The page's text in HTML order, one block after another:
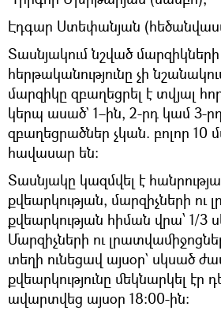
Էդգար Ստեփանյան
Տասնյակում նշված մարզիկների
հերթականությունը չի
մարզիկը զբաղեցրել է տվյալ
կերպ ասած` 1–ին, 2-րդ կամ 3-
զբաղեցրածներ չկան. բոլոր 10
հավասար են:
Տասնյակը կազմվել է
քվեարկության, մարզիչների ու
քվեարկության հիման վրա՝ 1/3
Մարզիչների ու
տեղի ունեցավ այսօր` սկսած
քվեարկությունը մեկնարկել էր
ավարտվեց այսօր 18:00-ին: